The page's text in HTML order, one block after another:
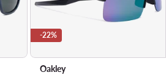
-22%
Oakley